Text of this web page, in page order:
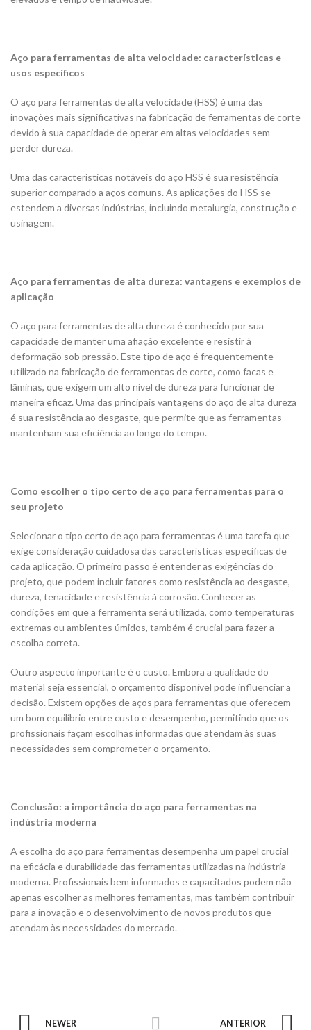
Aço para ferramentas de alta velocidade: características e
usos específicos
O aço para ferramentas de alta velocidade (HSS) é uma das
inovações mais significativas na fabricação de ferramentas de corte
devido à sua capacidade de operar em altas velocidades sem
perder dureza.
Uma das características notáveis do aço HSS é sua resistência
superior comparado a aços comuns. As aplicações do HSS se
estendem a diversas indústrias, incluindo metalurgia, construção e
usinagem.
Aço para ferramentas de alta dureza: vantagens e exemplos de
aplicação
O aço para ferramentas de alta dureza é conhecido por sua
capacidade de manter uma afiação excelente e resistir à
deformação sob pressão. Este tipo de aço é frequentemente
utilizado na fabricação de ferramentas de corte, como facas e
lâminas, que exigem um alto nível de dureza para funcionar de
maneira eficaz. Uma das principais vantagens do aço de alta dureza
é sua resistência ao desgaste, que permite que as ferramentas
mantenham sua eficiência ao longo do tempo.
Como escolher o tipo certo de aço para ferramentas para o
seu projeto
Selecionar o tipo certo de aço para ferramentas é uma tarefa que
exige consideração cuidadosa das características específicas de
cada aplicação. O primeiro passo é entender as exigências do
projeto, que podem incluir fatores como resistência ao desgaste,
dureza, tenacidade e resistência à corrosão. Conhecer as
condições em que a ferramenta será utilizada, como temperaturas
extremas ou ambientes úmidos, também é crucial para fazer a
escolha correta.
Outro aspecto importante é o custo. Embora a qualidade do
material seja essencial, o orçamento disponível pode influenciar a
decisão. Existem opções de aços para ferramentas que oferecem
um bom equilíbrio entre custo e desempenho, permitindo que os
profissionais façam escolhas informadas que atendam às suas
necessidades sem comprometer o orçamento.
Conclusão: a importância do aço para ferramentas na
indústria moderna
A escolha do aço para ferramentas desempenha um papel crucial
na eficácia e durabilidade das ferramentas utilizadas na indústria
moderna. Profissionais bem informados e capacitados podem não
apenas escolher as melhores ferramentas, mas também contribuir
para a inovação e o desenvolvimento de novos produtos que
atendam às necessidades do mercado.
NEWER ANTERIOR